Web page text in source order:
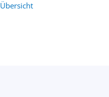
Übersicht